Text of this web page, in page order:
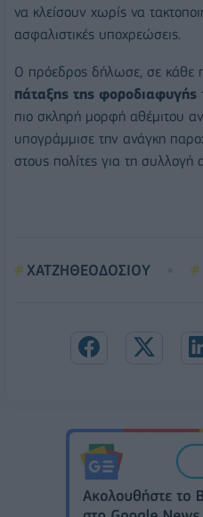
να κλείσουν χωρίς να
ασφαλιστικές υποχρεώσεις.
Ο πρόεδρος δήλωσε, σε κάθε
πάταξης της φοροδιαφυγής
πιο σκληρή μορφή αθέμιτου
υπογράμμισε την ανάγκη
στους πολίτες για τη συλλογή
ΧΑΤΖΗΘΕΟΔΟΣΙΟΥ